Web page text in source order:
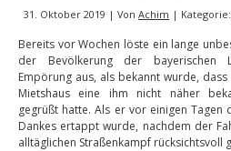
31. Oktober 2019 | Von Achim | Kategorie:
Bereits vor Wochen löste ein lange
der Bevölkerung der bayerischen
Empörung aus, als bekannt wurde,
Mietshaus eine ihm nicht näher
gegrüßt hatte. Als er vor einigen Tagen
Dankes ertappt wurde, nachdem der
alltäglichen Straßenkampf rücksichtsvoll